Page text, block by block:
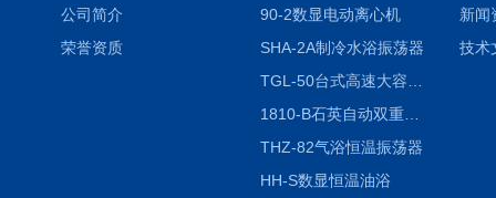
公司简介
荣誉资质
90-2数显电动离心机
SHA-2A制冷水浴振荡器
1810-B石英自动双重纯水蒸馏水器
THZ-82气浴恒温振荡器
HH-S数显恒温油浴
新闻
技术